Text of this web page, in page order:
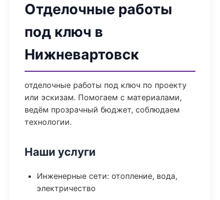
Отделочные работы
под ключ в
Нижневартовск
отделочные работы под ключ по проекту
или эскизам. Помогаем с материалами,
ведём прозрачный бюджет, соблюдаем
технологии.
Наши услуги
Инженерные сети: отопление, вода,
электричество